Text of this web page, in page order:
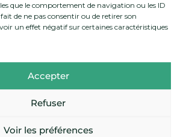
que le comportement de navigation ou les ID
de ne pas consentir ou de retirer son
un effet négatif sur certaines caractéristiques
Accepter
Refuser
Voir les préférences